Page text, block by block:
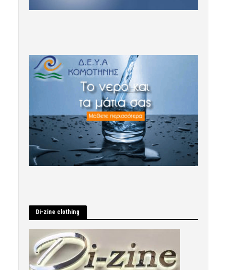
Di-zine clothing